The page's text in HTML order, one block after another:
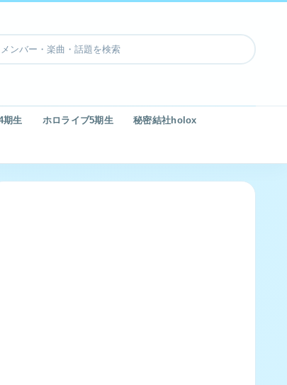
期生 ホロライブ5期生 秘密結社holox